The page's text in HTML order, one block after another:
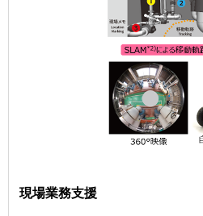
現場業務支援